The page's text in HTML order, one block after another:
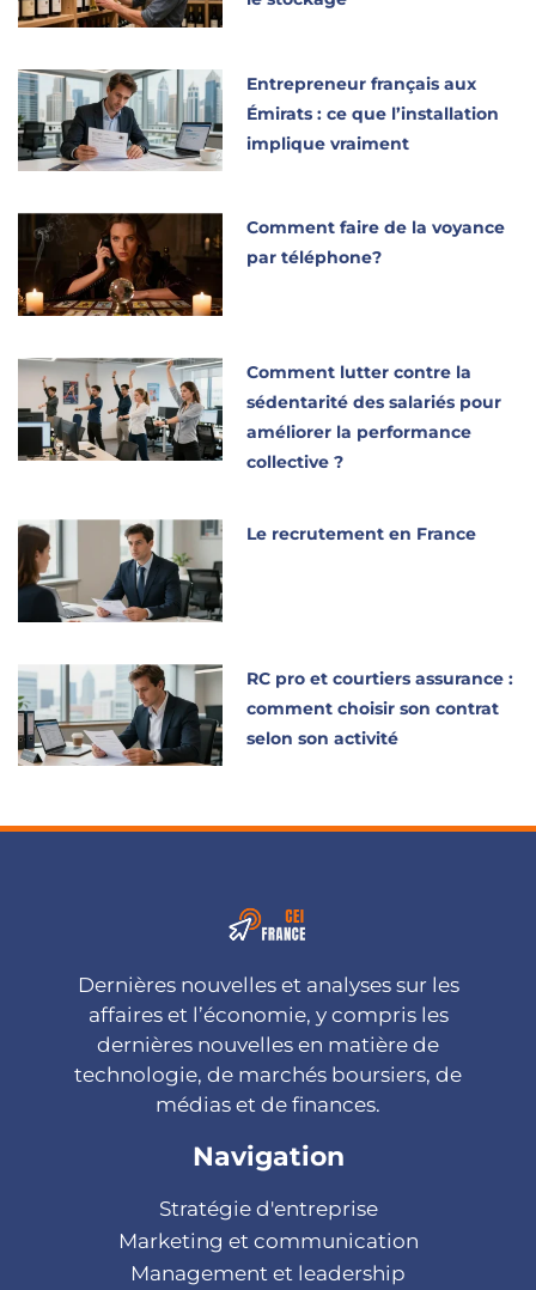
Entrepreneur français aux
Émirats : ce que l’installation
implique vraiment
Comment faire de la voyance
par téléphone?
Comment lutter contre la
sédentarité des salariés pour
améliorer la performance
collective ?
Le recrutement en France
RC pro et courtiers assurance :
comment choisir son contrat
selon son activité
Dernières nouvelles et analyses sur les
affaires et l’économie, y compris les
dernières nouvelles en matière de
technologie, de marchés boursiers, de
médias et de finances.
Navigation
Stratégie d'entreprise
Marketing et communication
Management et leadership